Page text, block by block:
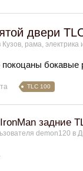
двери
Кузов, рама, электрика
бокавые
TLC 100
задние
demon120 в